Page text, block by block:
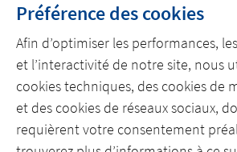
Rockwell
Préférence des cookies
Afin d’optimiser les performances,
et l’interactivité de notre site, nous
cookies techniques, des cookies de
et des cookies de réseaux sociaux,
requièrent votre consentement